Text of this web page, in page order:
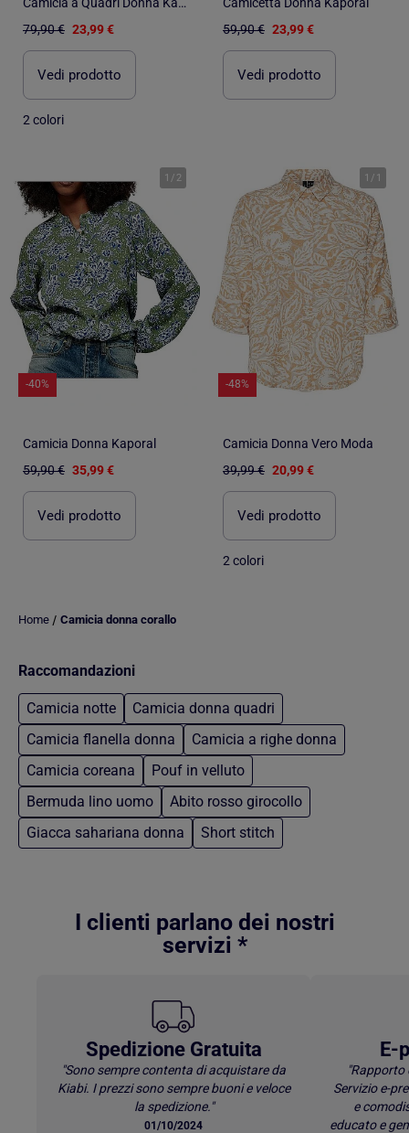
Camicia a Quadri Donna Kaporal
79,90 € 23,99 €
Vedi prodotto
2 colori
Camicetta Donna Kaporal
59,90 € 23,99 €
Vedi prodotto
1 / 2
-40%
Camicia Donna Kaporal
59,90 € 35,99 €
Vedi prodotto
1 / 1
-48%
Camicia Donna Vero Moda
39,99 € 20,99 €
Vedi prodotto
2 colori
Home / Camicia donna corallo
Raccomandazioni
Camicia notte
Camicia donna quadri
Camicia flanella donna
Camicia a righe donna
Camicia coreana
Pouf in velluto
Bermuda lino uomo
Abito rosso girocollo
Giacca sahariana donna
Short stitch
I clienti parlano dei nostri
servizi *
Spedizione Gratuita
"Sono sempre contenta di acquistare da
Kiabi. I prezzi sono sempre buoni e veloce
la spedizione."
01/10/2024
E-
Servizio e-
e
educato e